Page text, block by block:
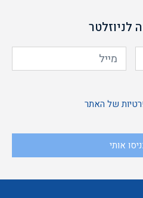
לניוזלטר
של האתר
אותי